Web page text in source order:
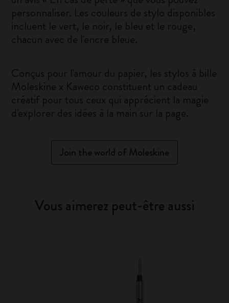
personnaliser. Les couleurs de stylo disponibles
incluent le vert, le noir, le bleu et le rouge,
chacun avec de l'encre bleue.
Conçus pour l'amour du papier, les stylos à bille
Moleskine x Kaweco constituent un cadeau
créatif pour tous ceux qui apprécient la magie
d'explorer des idées à la main sur la page.
Join the world of Moleskine
Vous aimerez peut-être aussi